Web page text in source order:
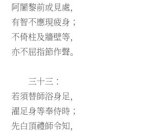
阿闍黎前或見處，
有智不應現疲身；
不倚柱及牆壁等，
亦不屈指節作聲。
三十三：
若須替師浴身足，
濯足身等奉侍時；
先白頂禮師令知，